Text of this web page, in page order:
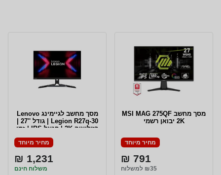
מסך מחשב MSI MAG 275QF
2K יבואן רשמי
מחיר מיוחד
791 ₪
₪35 למשלוח
מסך מחשב לגיימינג Lenovo
רזולוציה 2K | פנאל IPS | זמן
תגובה 0.5ms | קצב רענון
180Hz | מנגנון PIVOT |
67B4GAC1IS | שלוש שנים
מחיר מיוחד
1,231 ₪
משלוח חינם